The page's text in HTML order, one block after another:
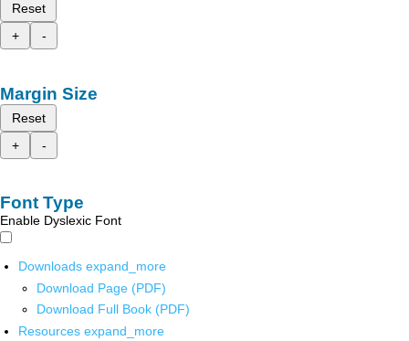
Reset
+
-
Margin Size
Reset
+
-
Font Type
Enable Dyslexic Font
Downloads expand_more
Download Page (PDF)
Download Full Book (PDF)
Resources expand_more